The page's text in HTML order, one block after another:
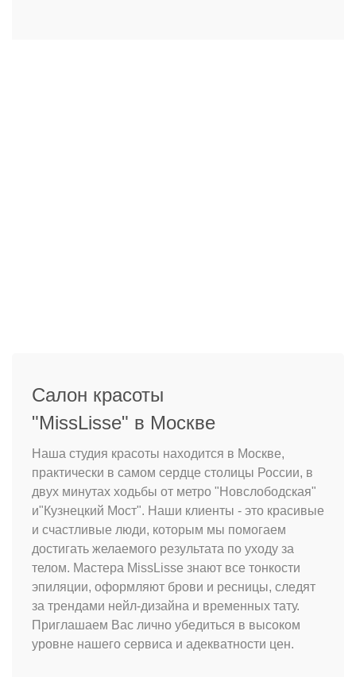
Салон красоты
"MissLisse" в Москве
Наша студия красоты находится в Москве,
практически в самом сердце столицы России, в
двух минутах ходьбы от метро "Новслободская"
и"Кузнецкий Мост". Наши клиенты - это красивые
и счастливые люди, которым мы помогаем
достигать желаемого результата по уходу за
телом. Мастера MissLisse знают все тонкости
эпиляции, оформляют брови и ресницы, следят
за трендами нейл-дизайна и временных тату.
Приглашаем Вас лично убедиться в высоком
уровне нашего сервиса и адекватности цен.